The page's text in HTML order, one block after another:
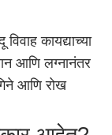
कायद्याच्या
आणि लग्नानंतर
आणि रोख